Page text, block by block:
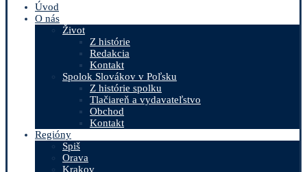
Úvod
O nás
Život
Z histórie
Redakcia
Kontakt
Spolok Slovákov v Poľsku
Z histórie spolku
Tlačiareň a vydavateľstvo
Obchod
Kontakt
Regióny
Spiš
Orava
Krakov